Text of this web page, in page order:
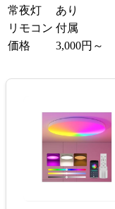
常夜灯
あり
リモコン 付属
価格
3,000円～